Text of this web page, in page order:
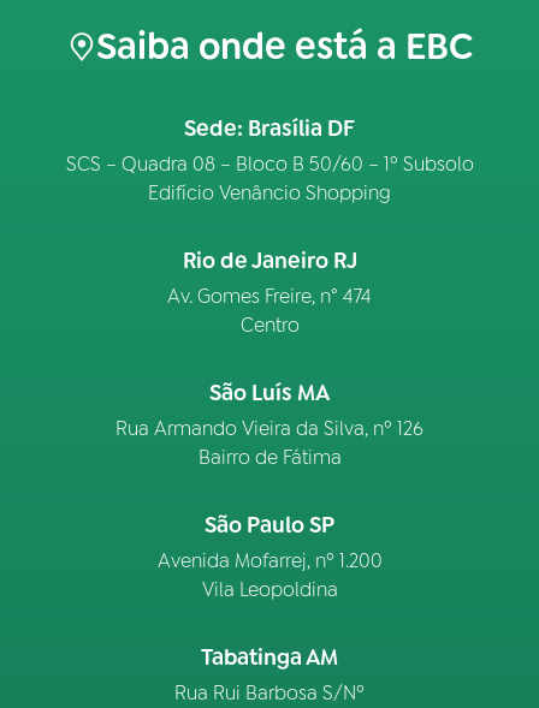
Saiba onde está a EBC
Sede: Brasília DF
SCS – Quadra 08 – Bloco B 50/60 – 1º Subsolo
Edifício Venâncio Shopping
Rio de Janeiro RJ
Av. Gomes Freire, n° 474
Centro
São Luís MA
Rua Armando Vieira da Silva, nº 126
Bairro de Fátima
São Paulo SP
Avenida Mofarrej, nº 1.200
Vila Leopoldina
Tabatinga AM
Rua Rui Barbosa S/Nº